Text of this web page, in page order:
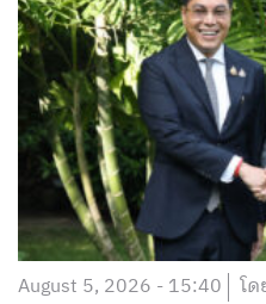
August 5, 2026 - 15:40 โ